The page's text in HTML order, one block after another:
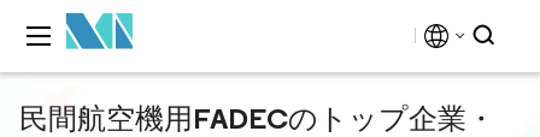
民間航空機用FADECのトップ企業・